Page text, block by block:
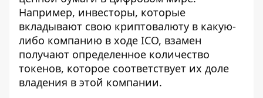
Например, инвесторы, которые
вкладывают свою криптовалюту в какую-
либо компанию в ходе ICO, взамен
получают определенное количество
токенов, которое соответствует их доле
владения в этой компании.